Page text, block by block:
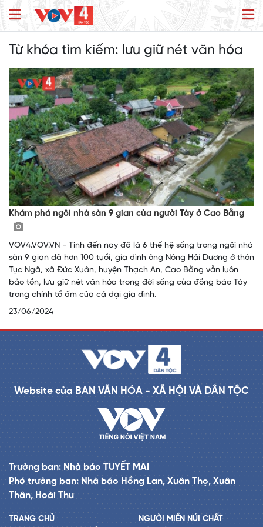
Từ khóa tìm kiếm: lưu giữ nét văn hóa
Khám phá ngôi nhà sàn 9 gian của người Tày ở Cao Bằng
VOV4.VOV.VN - Tính đến nay đã là 6 thế hệ sống trong ngôi nhà
sàn 9 gian đã hơn 100 tuổi, gia đình ông Nông Hải Dương ở thôn
Tục Ngã, xã Đức Xuân, huyện Thạch An, Cao Bằng vẫn luôn
bảo tồn, lưu giữ nét văn hóa trong đời sống của đồng bào Tày
trong chính tổ ấm của cả đại gia đình.
23/06/2024
Website của BAN VĂN HÓA - XÃ HỘI VÀ DÂN TỘC
Trưởng ban: Nhà báo TUYẾT MAI
Phó trưởng ban: Nhà báo Hồng Lan, Xuân Thọ, Xuân
Thân, Hoài Thu
TRANG CHỦ NGƯỜI MIỀN NÚI CHẤT